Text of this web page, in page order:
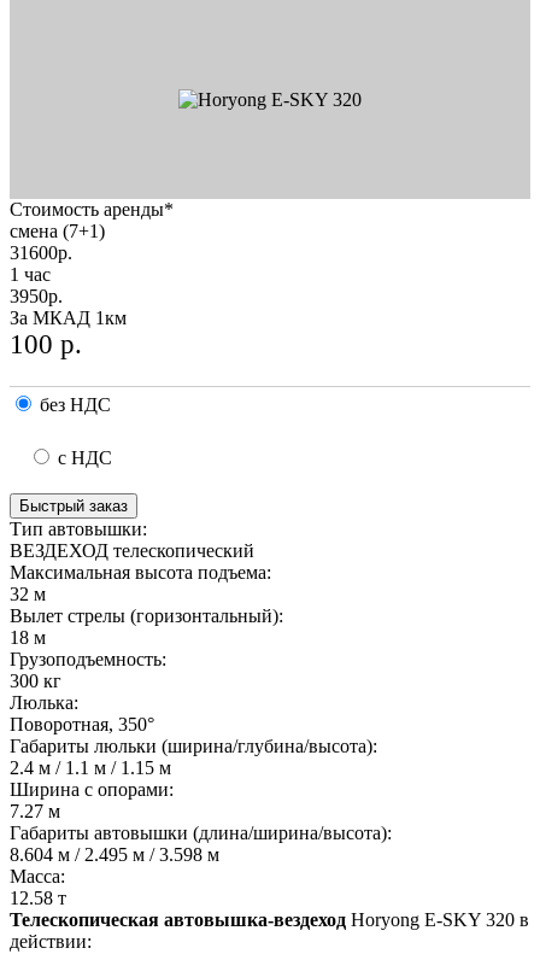
Стоимость аренды*
смена (7+1)
31600р.
1 час
3950р.
За МКАД 1км
100 р.
без НДС
с НДС
Быстрый заказ
Тип автовышки:
ВЕЗДЕХОД телескопический
Максимальная высота подъема:
32 м
Вылет стрелы (горизонтальный):
18 м
Грузоподъемность:
300 кг
Люлька:
Поворотная, 350°
Габариты люльки (ширина/глубина/высота):
2.4 м / 1.1 м / 1.15 м
Ширина с опорами:
7.27 м
Габариты автовышки (длина/ширина/высота):
8.604 м / 2.495 м / 3.598 м
Масса:
12.58 т
Телескопическая автовышка-вездеход Horyong E-SKY 320 в
действии: